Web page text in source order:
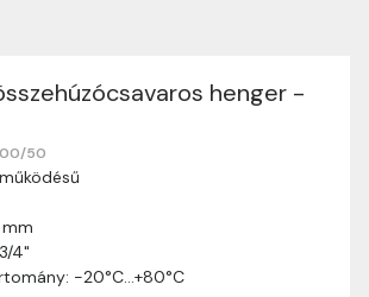
henger -
50
4"
-20°C…+80°C
hogy webshopunkat választottátok
Az alábbiakban megtaláljátok szállítási
a vásárlásotok gördülékenyen és
történhessen.
belül kézbesítjük. Amennyiben